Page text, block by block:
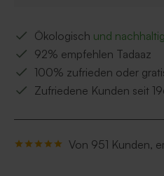
Ökologisch und nachhaltig
92% empfehlen Tadaaz
100% zufrieden oder
Zufriedene Kunden seit
Von 951 Kunden,